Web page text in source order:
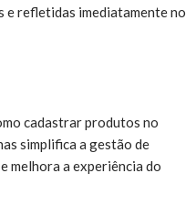
refletidas imediatamente no
cadastrar produtos no
simplifica a gestão de
melhora a experiência do